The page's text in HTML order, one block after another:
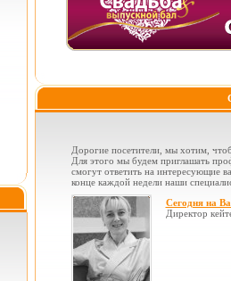
Дорогие посетители, мы хотим,
Для этого мы будем приглашать
смогут ответить на интересующие
конце каждой недели наши
Сегодня на
Директор